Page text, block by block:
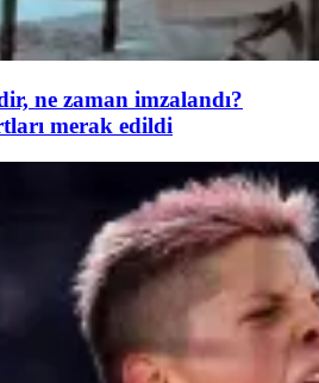
ne zaman imzalandı?
merak edildi